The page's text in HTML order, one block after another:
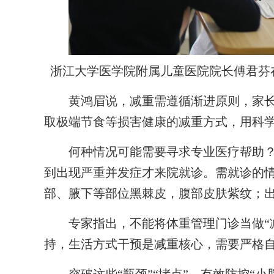
浙江大学医学院附属儿童医院院长傅君
黄鸿眉说，减重需遵循渐进原则，家
取极端节食等损害健康的减重方式，用科
何种情况可能需要寻求专业医疗帮助
到出现严重并发症才来院就诊。需就诊的
部、腋下等部位黑棘皮，腹部皮肤紫纹；
专家指出，不能将体重管理门诊当做“
持，生活方式干预是减重核心，需要严格